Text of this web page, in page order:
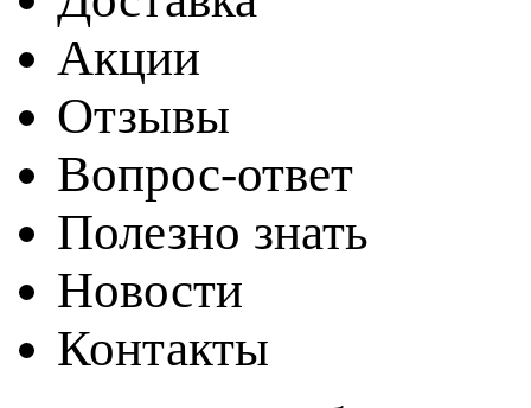
Акции
Отзывы
Вопрос-ответ
Полезно знать
Новости
Контакты